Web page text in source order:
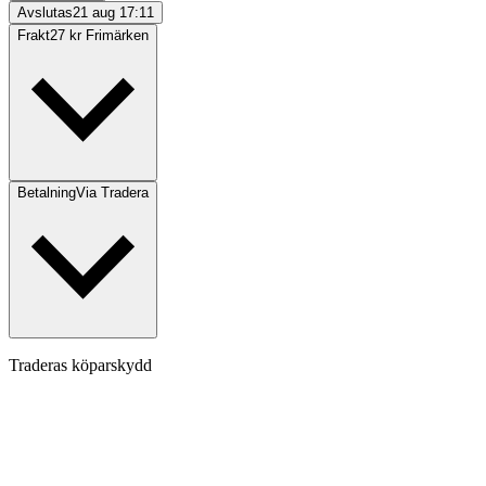
Avslutas21 aug 17:11
Frakt27 kr Frimärken
BetalningVia Tradera
Traderas köparskydd